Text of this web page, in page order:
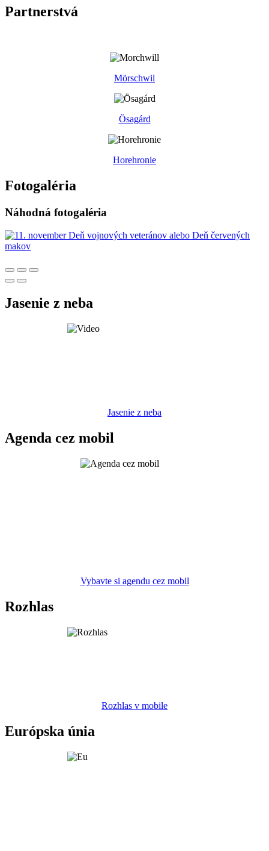
Partnerstvá
Mörschwil
Ösagárd
Horehronie
Fotogaléria
Náhodná fotogaléria
Jasenie z neba
Jasenie z neba
Agenda cez mobil
Vybavte si agendu cez mobil
Rozhlas
Rozhlas v mobile
Európska únia